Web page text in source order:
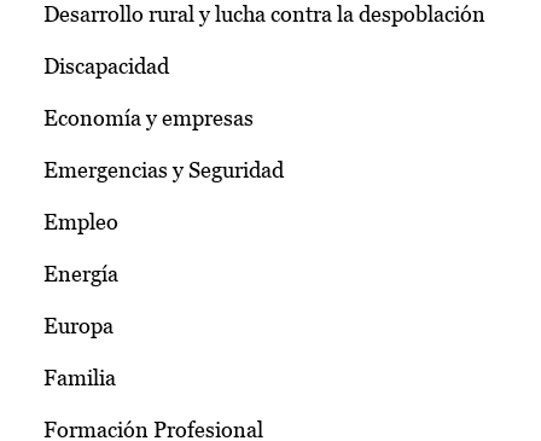
Desarrollo rural y lucha contra la despoblación
Discapacidad
Economía y empresas
Emergencias y Seguridad
Empleo
Energía
Europa
Familia
Formación Profesional